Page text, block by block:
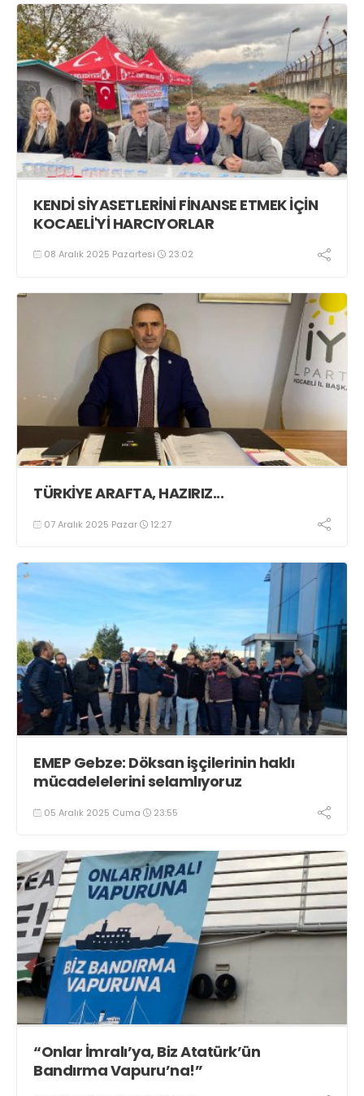
KENDİ SİYASETLERİNİ FİNANSE ETMEK İÇİN
KOCAELİ'Yİ HARCIYORLAR
08 Aralık 2025 Pazartesi 23:02
TÜRKİYE ARAFTA, HAZIRIZ...
07 Aralık 2025 Pazar 12:27
EMEP Gebze: Döksan işçilerinin haklı
mücadelelerini selamlıyoruz
05 Aralık 2025 Cuma 23:55
“Onlar İmralı’ya, Biz Atatürk’ün
Bandırma Vapuru’na!”